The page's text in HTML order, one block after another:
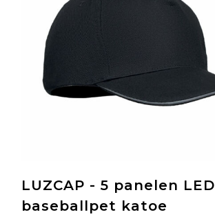
LUZCAP - 5 panelen LED
baseballpet katoe